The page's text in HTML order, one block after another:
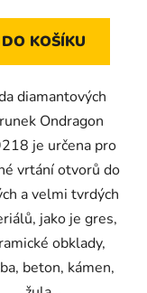
DO KOŠÍKU
diamantových
Ondragon
je určena pro
vrtání otvorů do
a velmi tvrdých
jako je gres,
obklady,
beton, kámen,